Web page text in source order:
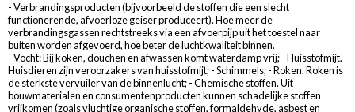
- Verbrandingsproducten (bijvoorbeeld de stoffen die een slecht
functionerende, afvoerloze geiser produceert). Hoe meer de
verbrandingsgassen rechtstreeks via een afvoerpijp uit het toestel naar
buiten worden afgevoerd, hoe beter de luchtkwaliteit binnen.
- Vocht: Bij koken, douchen en afwassen komt waterdamp vrij; - Huisstofmijt.
Huisdieren zijn veroorzakers van huisstofmijt; - Schimmels; - Roken. Roken is
de sterkste vervuiler van de binnenlucht; - Chemische stoffen. Uit
bouwmaterialen en consumentenproducten kunnen schadelijke stoffen
vrijkomen (zoals vluchtige organische stoffen, formaldehyde, asbest en